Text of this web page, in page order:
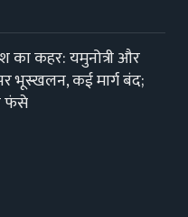
का कहर: यमुनोत्री और
भूस्खलन, कई मार्ग बंद;
फंसे